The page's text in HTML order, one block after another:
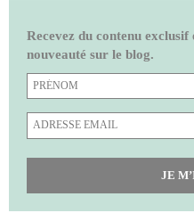
Recevez du contenu exclusif
nouveauté sur le blog.
JE